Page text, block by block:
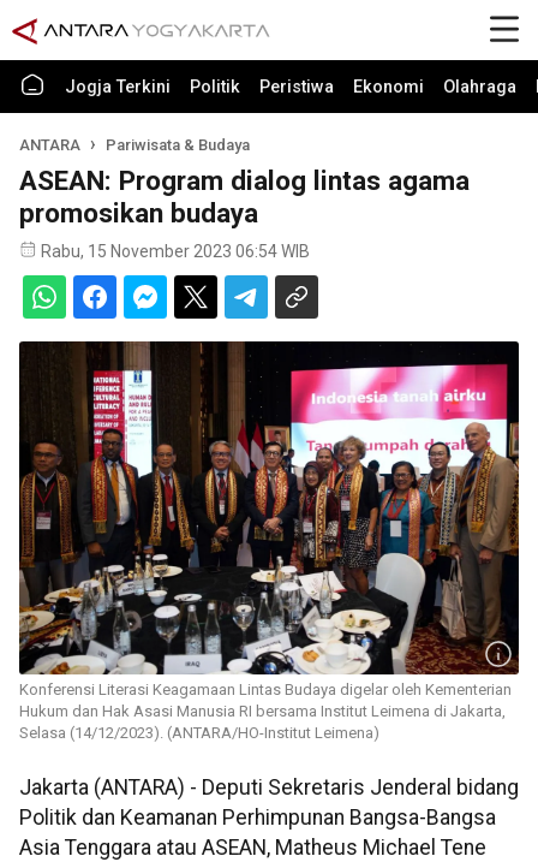
Jogja Terkini Politik Peristiwa Ekonomi Olahraga
ANTARA Pariwisata & Budaya
ASEAN: Program dialog lintas agama
promosikan budaya
Rabu, 15 November 2023 06:54 WIB
Konferensi Literasi Keagamaan Lintas Budaya digelar oleh Kementerian
Hukum dan Hak Asasi Manusia RI bersama Institut Leimena di Jakarta,
Selasa (14/12/2023). (ANTARA/HO-Institut Leimena)
Jakarta (ANTARA) - Deputi Sekretaris Jenderal bidang
Politik dan Keamanan Perhimpunan Bangsa-Bangsa
Asia Tenggara atau ASEAN, Matheus Michael Tene